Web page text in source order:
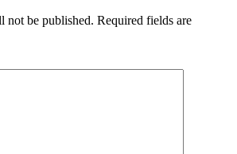
not be published. Required fields are